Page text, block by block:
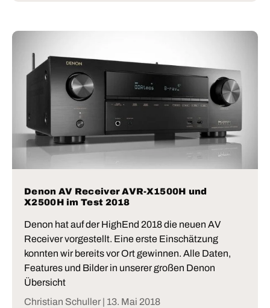
Denon AV Receiver AVR-X1500H und
X2500H im Test 2018
Denon hat auf der HighEnd 2018 die neuen AV
Receiver vorgestellt. Eine erste Einschätzung
konnten wir bereits vor Ort gewinnen. Alle Daten,
Features und Bilder in unserer großen Denon
Übersicht
Christian Schuller | 13. Mai 2018